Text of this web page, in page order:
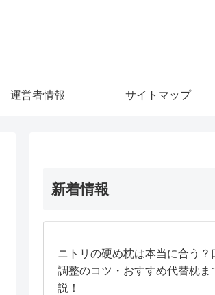
運営者情報 サイトマップ
新着情報
ニトリの硬め枕は本当に合う？
調整のコツ・おすすめ代替枕ま
説！